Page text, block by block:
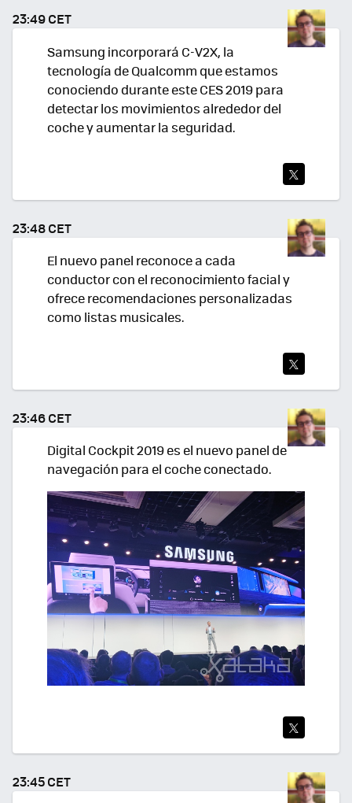
TEA
R
23:49 CET
Samsung incorporará C-V2X, la
tecnología de Qualcomm que estamos
conociendo durante este CES 2019 para
detectar los movimientos alrededor del
coche y aumentar la seguridad.
TEA
R
23:48 CET
El nuevo panel reconoce a cada
conductor con el reconocimiento facial y
ofrece recomendaciones personalizadas
como listas musicales.
TEA
R
23:46 CET
Digital Cockpit 2019 es el nuevo panel de
navegación para el coche conectado.
TEA
R
23:45 CET